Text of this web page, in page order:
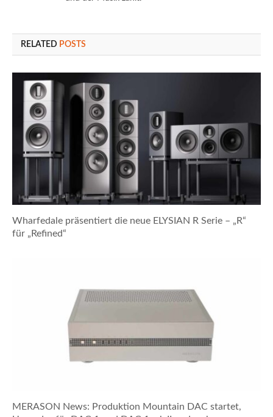
RELATED POSTS
Wharfedale präsentiert die neue ELYSIAN R Serie – „R“
für „Refined“
MERASON News: Produktion Mountain DAC startet,